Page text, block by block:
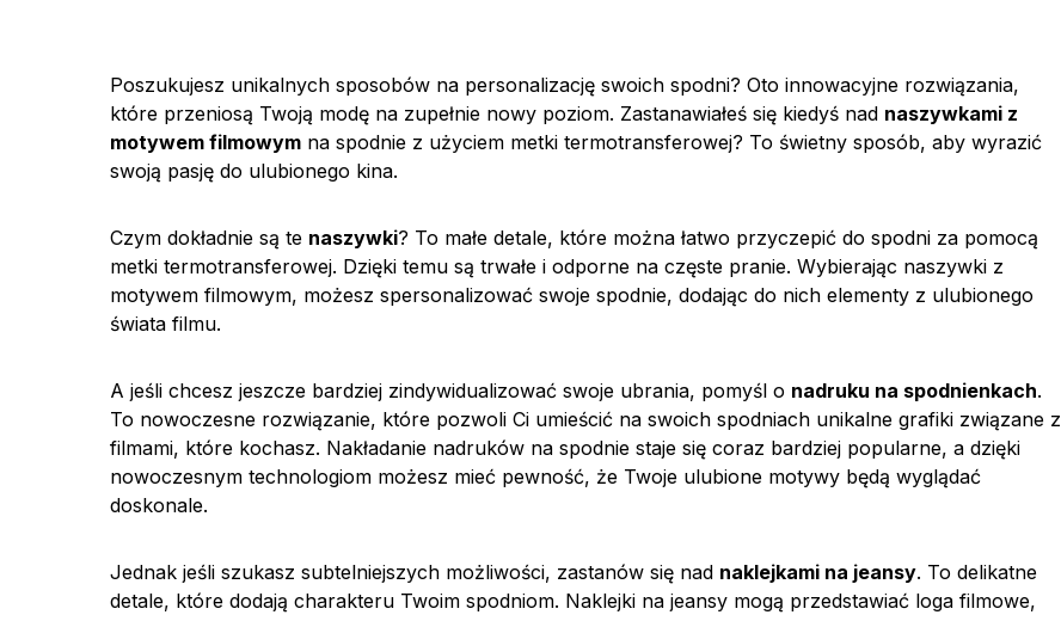
Poszukujesz unikalnych sposobów na personalizację swoich spodni? Oto innowacyjne rozwiązania,
które przeniosą Twoją modę na zupełnie nowy poziom. Zastanawiałeś się kiedyś nad naszywkami z
motywem filmowym na spodnie z użyciem metki termotransferowej? To świetny sposób, aby wyrazić
swoją pasję do ulubionego kina.
Czym dokładnie są te naszywki? To małe detale, które można łatwo przyczepić do spodni za pomocą
metki termotransferowej. Dzięki temu są trwałe i odporne na częste pranie. Wybierając naszywki z
motywem filmowym, możesz spersonalizować swoje spodnie, dodając do nich elementy z ulubionego
świata filmu.
A jeśli chcesz jeszcze bardziej zindywidualizować swoje ubrania, pomyśl o nadruku na spodnienkach.
To nowoczesne rozwiązanie, które pozwoli Ci umieścić na swoich spodniach unikalne grafiki związane z
filmami, które kochasz. Nakładanie nadruków na spodnie staje się coraz bardziej popularne, a dzięki
nowoczesnym technologiom możesz mieć pewność, że Twoje ulubione motywy będą wyglądać
doskonale.
Jednak jeśli szukasz subtelniejszych możliwości, zastanów się nad naklejkami na jeansy. To delikatne
detale, które dodają charakteru Twoim spodniom. Naklejki na jeansy mogą przedstawiać loga filmowe,